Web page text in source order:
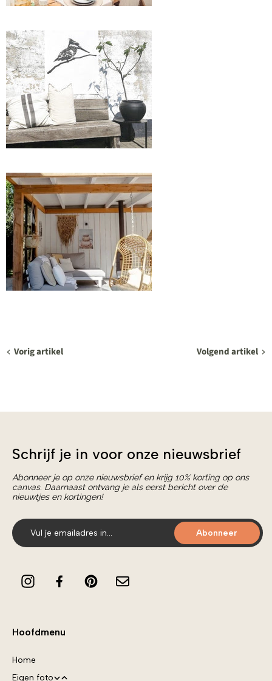
Vorig artikel Volgend artikel
Schrijf je in voor onze nieuwsbrief
Abonneer je op onze nieuwsbrief en krijg 10% korting op ons
canvas. Daarnaast ontvang je als eerst bericht over de
nieuwtjes en kortingen!
Abonneer
Hoofdmenu
Home
Eigen foto